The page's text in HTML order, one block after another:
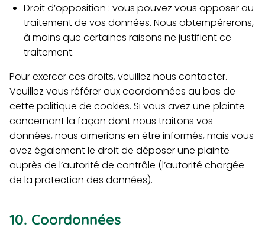
Droit d’opposition : vous pouvez vous opposer au
traitement de vos données. Nous obtempérerons,
à moins que certaines raisons ne justifient ce
traitement.
Pour exercer ces droits, veuillez nous contacter.
Veuillez vous référer aux coordonnées au bas de
cette politique de cookies. Si vous avez une plainte
concernant la façon dont nous traitons vos
données, nous aimerions en être informés, mais vous
avez également le droit de déposer une plainte
auprès de l’autorité de contrôle (l’autorité chargée
de la protection des données).
10. Coordonnées